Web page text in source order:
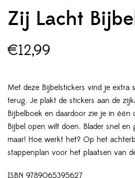
Zij Lacht
€12,99
Met deze Bijbelstickers vind je extra
terug. Je plakt de stickers aan de
Bijbelboek en daardoor zie je in één
Bijbel open wilt doen. Blader snel en
maar! Hoe werkt het? Op het
stappenplan voor het plaatsen van
ISBN 9789065395627